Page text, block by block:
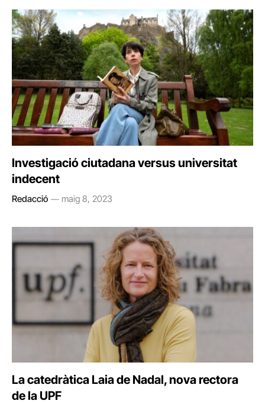
Investigació ciutadana versus universitat
indecent
Redacció maig 8, 2023
La catedràtica Laia de Nadal, nova rectora
de la UPF